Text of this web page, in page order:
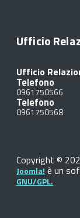
Ufficio
Ufficio
Telefono
0961750566
Telefono
0961750568
Copyright ©
Joomla! è un
GNU/GPL.